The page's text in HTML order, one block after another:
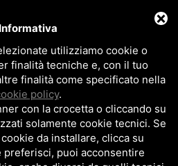
villette, case vacanze fronte
Pomposa e Scacchi
di Pomposa - Comacchio (Fe) Italy
- Numero REA:FE - 207643
Fax.+39 0533.388231 - Email
|info@immobiliareevasione.it
Cookie policy|Note legali
daTopsuimotori
Informativa
utilizziamo cookie o
finalità tecniche e, con il tuo
finalità come specificato nella
policy.
con la crocetta o cliccando su
solamente cookie tecnici. Se
da installare, clicca su
preferisci, puoi acconsentire